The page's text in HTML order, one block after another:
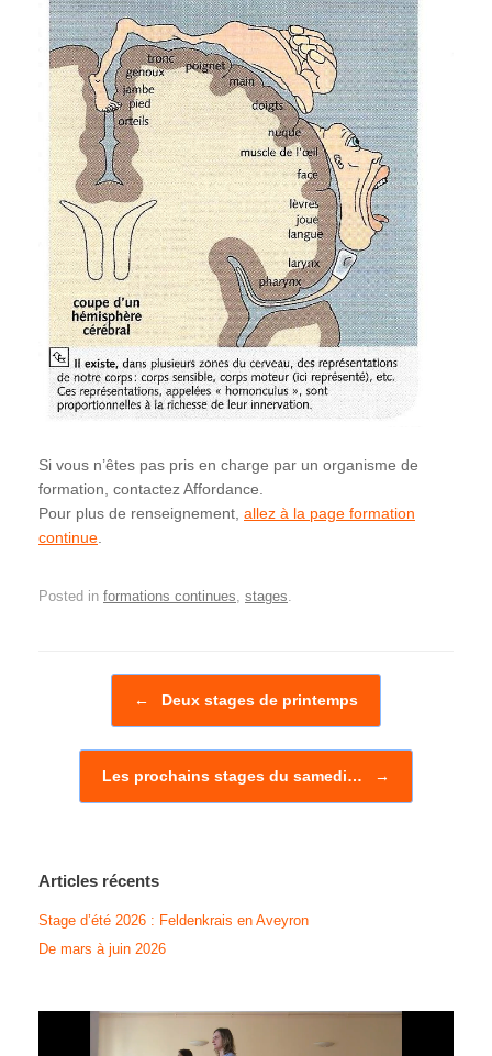
Si vous n’êtes pas pris en charge par un organisme de
formation, contactez Affordance.
Pour plus de renseignement, allez à la page formation
continue
Posted in formations continues, stages.
← Deux stages de printemps
Les prochains stages du samedi… →
Articles récents
Stage d’été 2026 : Feldenkrais en Aveyron
De mars à juin 2026